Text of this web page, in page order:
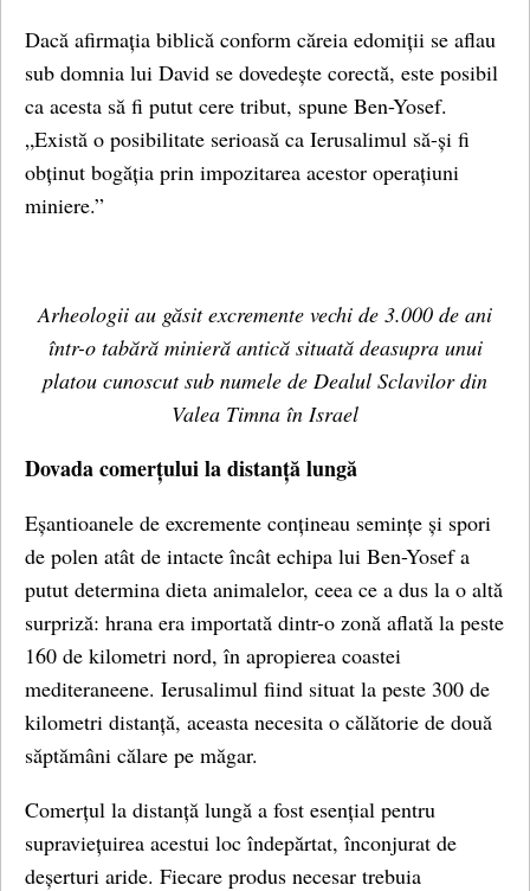
Dacă afirmația biblică conform căreia edomiții se aflau
sub domnia lui David se dovedește corectă, este posibil
ca acesta să fi putut cere tribut, spune Ben-Yosef.
„Există o posibilitate serioasă ca Ierusalimul să-și fi
obținut bogăția prin impozitarea acestor operațiuni
miniere.”
Arheologii au găsit excremente vechi de 3.000 de ani
într-o tabără minieră antică situată deasupra unui
platou cunoscut sub numele de Dealul Sclavilor din
Valea Timna în Israel
Dovada comerțului la distanță lungă
Eșantioanele de excremente conțineau semințe și spori
de polen atât de intacte încât echipa lui Ben-Yosef a
putut determina dieta animalelor, ceea ce a dus la o altă
surpriză: hrana era importată dintr-o zonă aflată la peste
160 de kilometri nord, în apropierea coastei
mediteraneene. Ierusalimul fiind situat la peste 300 de
kilometri distanță, aceasta necesita o călătorie de două
săptămâni călare pe măgar.
Comerțul la distanță lungă a fost esențial pentru
supraviețuirea acestui loc îndepărtat, înconjurat de
deșerturi aride. Fiecare produs necesar trebuia